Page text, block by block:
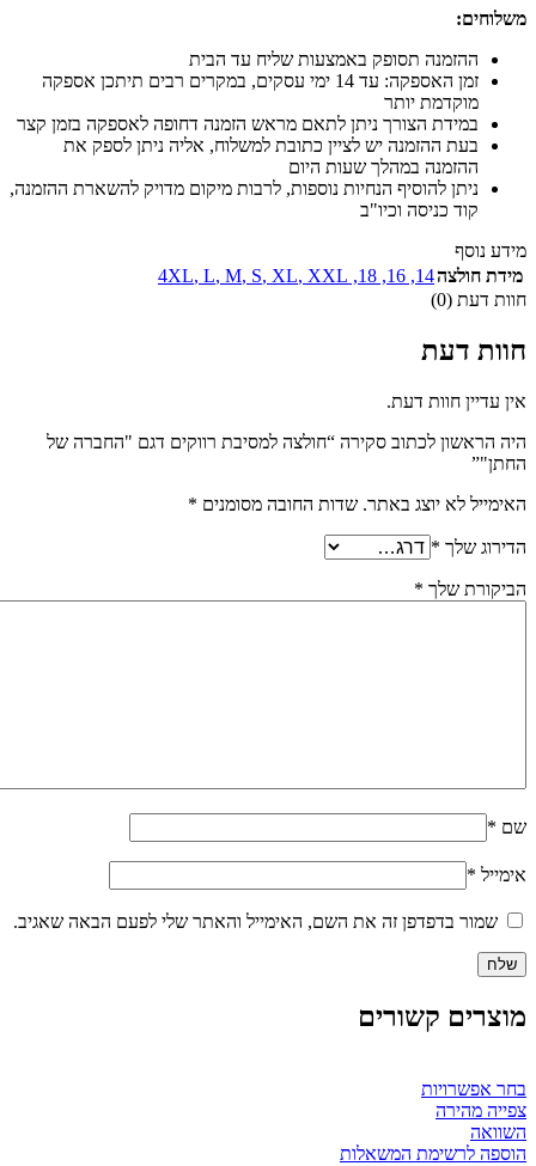
משלוחים:
ההזמנה תסופק באמצעות שליח עד הבית
זמן האספקה: עד 14 ימי עסקים, במקרים רבים תיתכן אספקה
מוקדמת יותר
במידת הצורך ניתן לתאם מראש הזמנה דחופה לאספקה בזמן קצר
בעת ההזמנה יש לציין כתובת למשלוח, אליה ניתן לספק את
ההזמנה במהלך שעות היום
ניתן להוסיף הנחיות נוספות, לרבות מיקום מדויק להשארת ההזמנה,
קוד כניסה וכיו"ב
מידע נוסף
מידת חולצה14
,
16
,
18
,
4XL, L, M, S, XL, XXL
חוות דעת (0)
חוות דעת
אין עדיין חוות דעת.
היה הראשון לכתוב סקירה “חולצה למסיבת רווקים דגם "החברה של
החתן"”
האימייל לא יוצג באתר. שדות החובה מסומנים *
הדירוג שלך *
הביקורת שלך *
שם *
אימייל *
שמור בדפדפן זה את השם, האימייל והאתר שלי לפעם הבאה שאגיב.
מוצרים קשורים
בחר אפשרויות
מספר
צפייה מהירה
השוואה
הוספה לרשימת המשאלות